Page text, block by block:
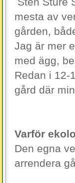
mesta av
gården,
Jag är mer
med ägg,
Redan i 12-
gård där
Varför
Den egna
arrendera